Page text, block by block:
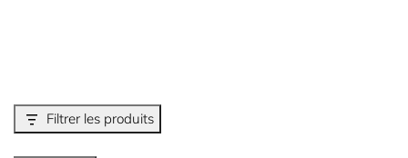
Filtrer les produits